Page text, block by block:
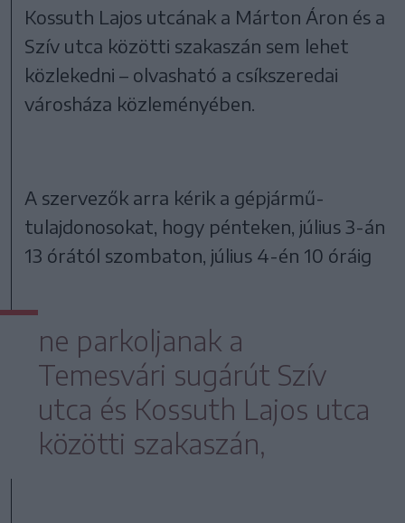
Kossuth Lajos utcának a Márton Áron és a
Szív utca közötti szakaszán sem lehet
közlekedni – olvasható a csíkszeredai
városháza közleményében.
A szervezők arra kérik a gépjármű-
tulajdonosokat, hogy pénteken, július 3-án
13 órától szombaton, július 4-én 10 óráig
ne parkoljanak a
Temesvári sugárút Szív
utca és Kossuth Lajos utca
közötti szakaszán,